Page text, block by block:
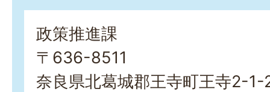
政策推進課
〒636-8511
奈良県北葛城郡王寺町王寺2-1-